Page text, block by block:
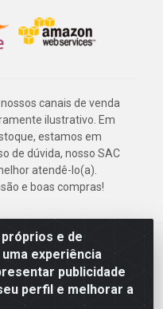
e de
experiência
publicidade
perfil e melhorar a
canais de venda
ilustrativo. Em
estamos em
de dúvida, nosso SAC
atendê-lo(a).
e boas compras!
de Morais, 2471 -
- CNPJ 24.150.377/0003-